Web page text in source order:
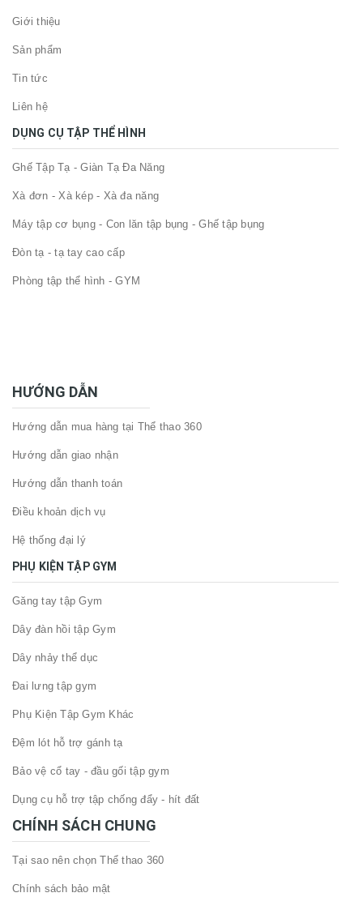
Giới thiệu
Sản phẩm
Tin tức
Liên hệ
DỤNG CỤ TẬP THỂ HÌNH
Ghế Tập Tạ - Giàn Tạ Đa Năng
Xà đơn - Xà kép - Xà đa năng
Máy tập cơ bụng - Con lăn tập bụng - Ghế tập bụng
Đòn tạ - tạ tay cao cấp
Phòng tập thể hình - GYM
HƯỚNG DẪN
Hướng dẫn mua hàng tại Thể thao 360
Hướng dẫn giao nhận
Hướng dẫn thanh toán
Điều khoản dịch vụ
Hệ thống đại lý
PHỤ KIỆN TẬP GYM
Găng tay tập Gym
Dây đàn hồi tập Gym
Dây nhảy thể dục
Đai lưng tập gym
Phụ Kiện Tập Gym Khác
Đệm lót hỗ trợ gánh tạ
Bảo vệ cổ tay - đầu gối tập gym
Dụng cụ hỗ trợ tập chống đẩy - hít đất
CHÍNH SÁCH CHUNG
Tại sao nên chọn Thể thao 360
Chính sách bảo mật